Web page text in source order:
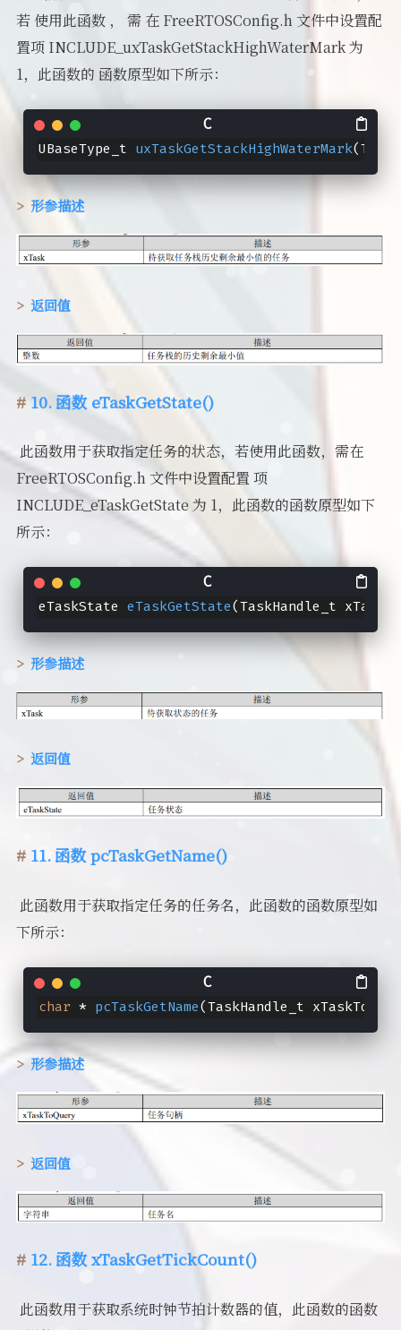
若 使用此函数 ， 需 在 FreeRTOSConfig.h 文件中设置配
置项 INCLUDE_uxTaskGetStackHighWaterMark 为
1，此函数的 函数原型如下所示：
UBaseType_t uxTaskGetStackHighWaterMark
形参描述
返回值
10. 函数 eTaskGetState()
​ 此函数用于获取指定任务的状态，若使用此函数，需在
FreeRTOSConfig.h 文件中设置配置 项
INCLUDE_eTaskGetState 为 1，此函数的函数原型如下
所示：
eTaskState eTaskGetState(TaskHandle_t xTask)
形参描述
返回值
11. 函数 pcTaskGetName()
​ 此函数用于获取指定任务的任务名，此函数的函数原型如
下所示：
char * pcTaskGetName(TaskHandle_t
形参描述
返回值
12. 函数 xTaskGetTickCount()
​ 此函数用于获取系统时钟节拍计数器的值，此函数的函数